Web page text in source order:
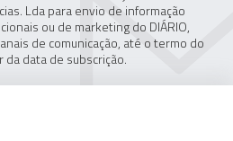
Lda para envio de informação
ou de marketing do DIÁRIO,
de comunicação, até o termo do
data de subscrição.